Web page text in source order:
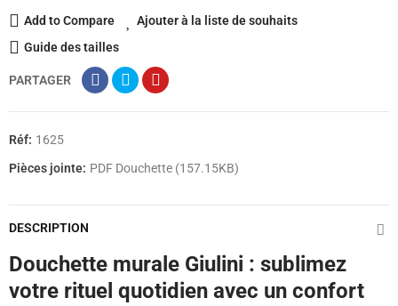
Add to Compare
Ajouter à la liste de souhaits
Guide des tailles
PARTAGER
Réf: 1625
Pièces jointe: PDF Douchette (157.15KB)
DESCRIPTION
Douchette murale Giulini : sublimez
votre rituel quotidien avec un confort